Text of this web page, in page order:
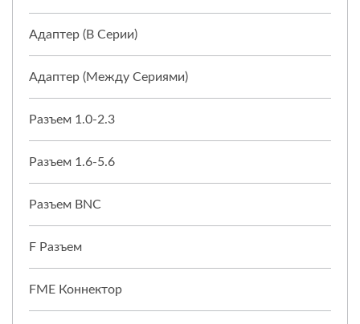
Адаптер (в Серии)
Адаптер (между Сериями)
Разъем 1.0-2.3
Разъем 1.6-5.6
Разъем BNC
F Разъем
FME Коннектор